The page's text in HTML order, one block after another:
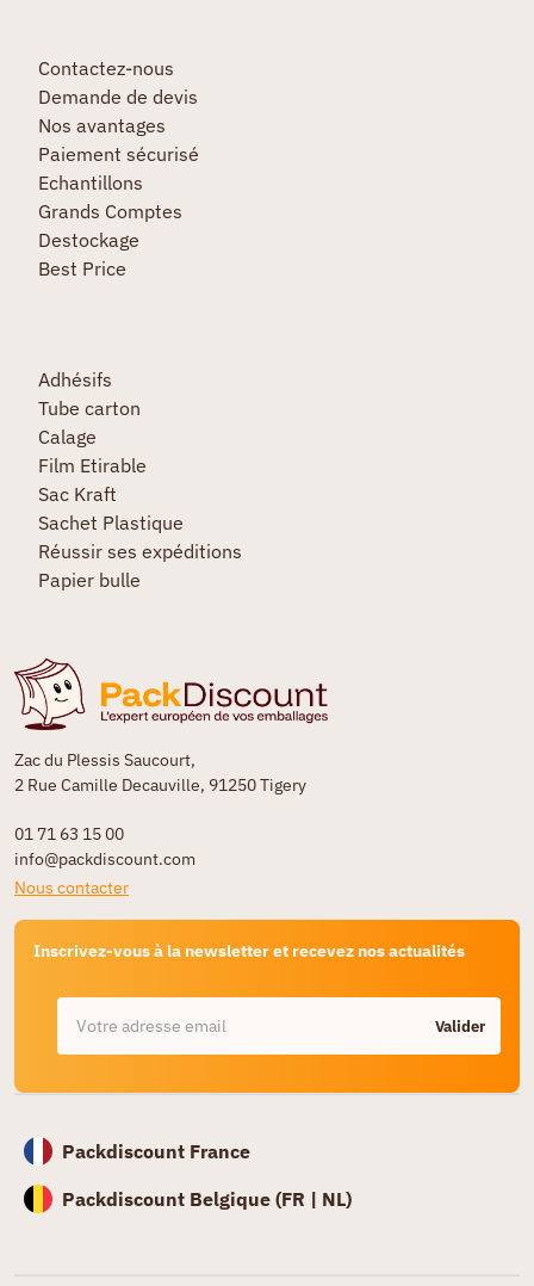
Zac du Plessis Saucourt,
2 Rue Camille Decauville, 91250 Tigery
01 71 63 15 00
info@packdiscount.com
Nous contacter
Inscrivez-vous à la newsletter et recevez nos actualités
Valider
Contactez-nous
Demande de devis
Nos avantages
Paiement sécurisé
Echantillons
Grands Comptes
Destockage
Best Price
Adhésifs
Tube carton
Calage
Film Etirable
Sac Kraft
Sachet Plastique
Réussir ses expéditions
Papier bulle
Packdiscount France
Packdiscount Belgique (FR | NL)